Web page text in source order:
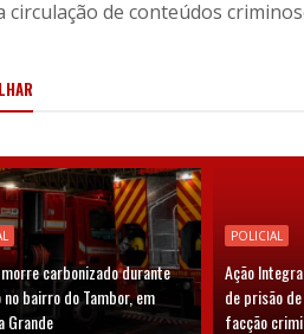
circulação de conteúdos
carbonizado durante
no bairro do Tambor, em
Grande
POLICIAL
Ação
de prisão
facção